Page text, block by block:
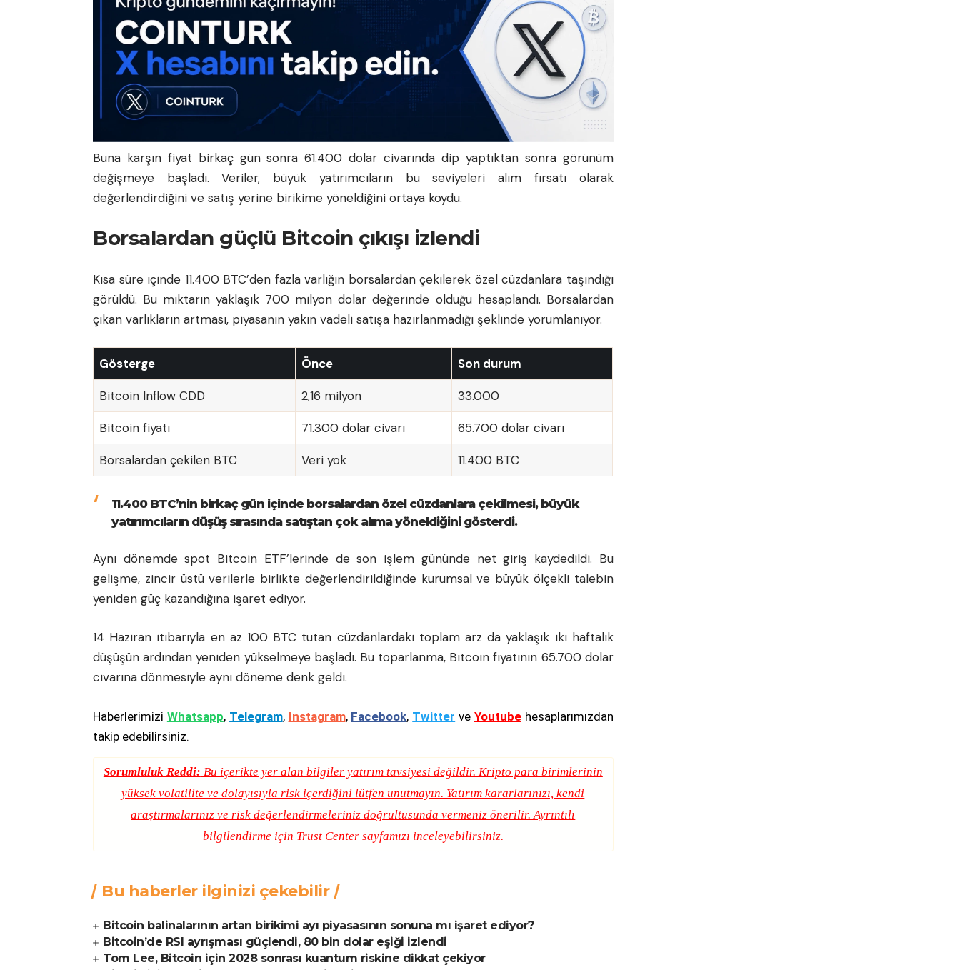
Buna karşın fiyat birkaç gün sonra 61.400 dolar civarında dip yaptıktan sonra görünüm
değişmeye başladı. Veriler, büyük yatırımcıların bu seviyeleri alım fırsatı olarak
değerlendirdiğini ve satış yerine birikime yöneldiğini ortaya koydu.
Borsalardan güçlü Bitcoin çıkışı izlendi
Kısa süre içinde 11.400 BTC’den fazla varlığın borsalardan çekilerek özel cüzdanlara taşındığı
görüldü. Bu miktarın yaklaşık 700 milyon dolar değerinde olduğu hesaplandı. Borsalardan
çıkan varlıkların artması, piyasanın yakın vadeli satışa hazırlanmadığı şeklinde yorumlanıyor.
Gösterge Önce Son durum
Bitcoin Inflow CDD 2,16 milyon 33.000
Bitcoin fiyatı 71.300 dolar civarı 65.700 dolar civarı
Borsalardan çekilen BTC Veri yok 11.400 BTC
11.400 BTC’nin birkaç gün içinde borsalardan özel cüzdanlara çekilmesi, büyük
yatırımcıların düşüş sırasında satıştan çok alıma yöneldiğini gösterdi.
Aynı dönemde spot Bitcoin ETF’lerinde de son işlem gününde net giriş kaydedildi. Bu
gelişme, zincir üstü verilerle birlikte değerlendirildiğinde kurumsal ve büyük ölçekli talebin
yeniden güç kazandığına işaret ediyor.
14 Haziran itibarıyla en az 100 BTC tutan cüzdanlardaki toplam arz da yaklaşık iki haftalık
düşüşün ardından yeniden yükselmeye başladı. Bu toparlanma, Bitcoin fiyatının 65.700 dolar
civarına dönmesiyle aynı döneme denk geldi.
Haberlerimizi Whatsapp, Telegram, Instagram, Facebook, Twitter ve Youtubehesaplarımızdan
takip edebilirsiniz.
Sorumluluk Reddi: Bu içerikte yer alan bilgiler yatırım tavsiyesi değildir. Kripto para birimlerinin
yüksek volatilite ve dolayısıyla risk içerdiğini lütfen unutmayın. Yatırım kararlarınızı, kendi
araştırmalarınız ve risk değerlendirmeleriniz doğrultusunda vermeniz önerilir. Ayrıntılı
bilgilendirme için Trust Centersayfamızı inceleyebilirsiniz.
Bu haberler ilginizi çekebilir
Bitcoin balinalarının artan birikimi ayı piyasasının sonuna mı işaret ediyor?
Bitcoin’de RSI ayrışması güçlendi, 80 bin dolar eşiği izlendi
Tom Lee, Bitcoin için 2028 sonrası kuantum riskine dikkat çekiyor